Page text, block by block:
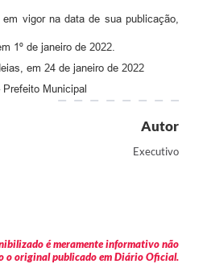
empregado no
-19
vigor na data de sua publicação,
1º de janeiro de 2022.
em 24 de janeiro de 2022
Municipal
Autor
Executivo
é meramente informativo não
o original publicado em Diário Oficial.